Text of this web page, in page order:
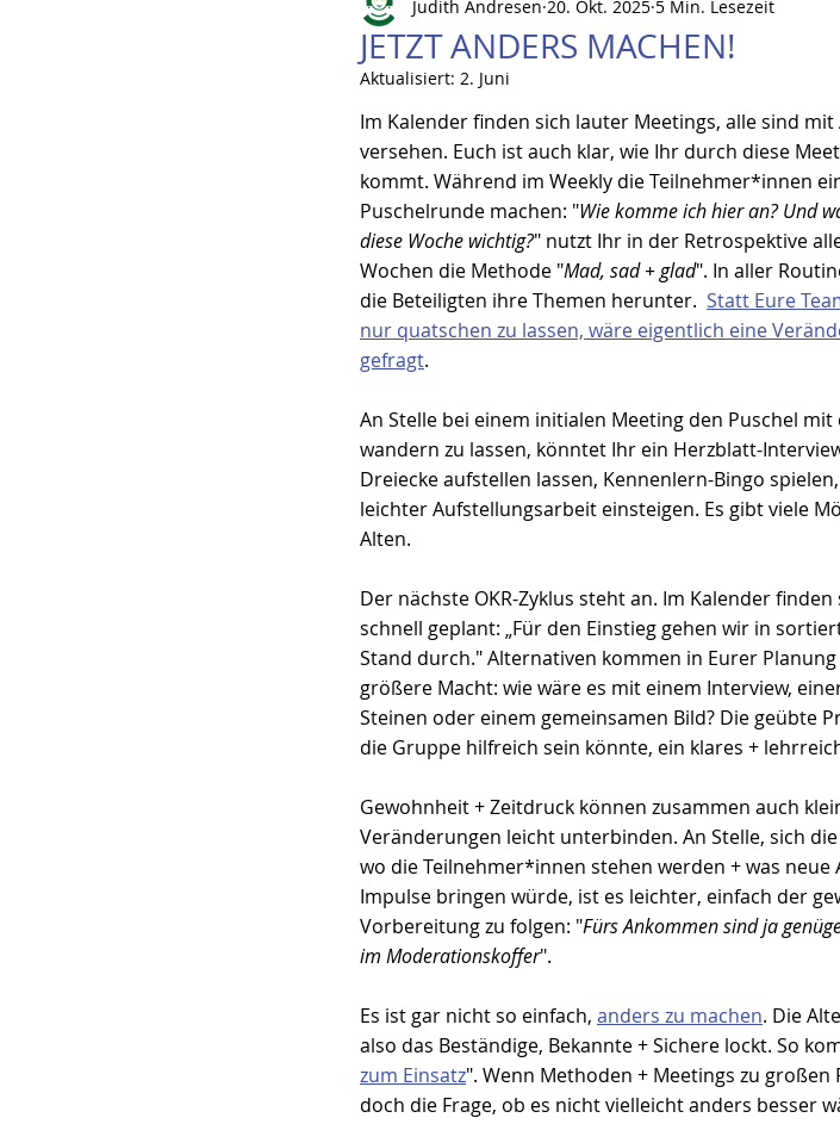
JETZT ANDERS MACHEN!
Judith Andresen 20. Okt. 2025 5 Min. Lesezeit
Aktualisiert: 2. Juni
Im Kalender finden sich lauter Meetings, alle sind mit
versehen. Euch ist auch klar, wie Ihr durch diese
kommt. Während im Weekly die Teilnehmer*innen
Puschelrunde machen: "Wie komme ich hier an? Und
diese Woche wichtig?" nutzt Ihr in der Retrospektive
Wochen die Methode "Mad, sad + glad". In aller
die Beteiligten ihre Themen herunter. Statt Eure
nur quatschen zu lassen, wäre eigentlich eine
gefragt.
An Stelle bei einem initialen Meeting den Puschel
wandern zu lassen, könntet Ihr ein Herzblatt-
Dreiecke aufstellen lassen, Kennenlern-Bingo
leichter Aufstellungsarbeit einsteigen. Es gibt viele
Alten.
Der nächste OKR-Zyklus steht an. Im Kalender
schnell geplant: „Für den Einstieg gehen wir in
Stand durch." Alternativen kommen in Eurer
größere Macht: wie wäre es mit einem Interview,
Steinen oder einem gemeinsamen Bild? Die geübte
die Gruppe hilfreich sein könnte, ein klares +
Gewohnheit + Zeitdruck können zusammen auch
Veränderungen leicht unterbinden. An Stelle, sich die
wo die Teilnehmer*innen stehen werden + was neue
Impulse bringen würde, ist es leichter, einfach der
Vorbereitung zu folgen: "Fürs Ankommen sind ja
im Moderationskoffer".
Es ist gar nicht so einfach, anders zu machen. Die
also das Beständige, Bekannte + Sichere lockt. So
zum Einsatz". Wenn Methoden + Meetings zu
doch die Frage, ob es nicht vielleicht anders besser